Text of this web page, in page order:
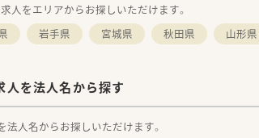
人をエリアからお探しいただけます。
岩手県 宮城県 秋田県 山形県
人を法人名から探す
法人名からお探しいただけます。